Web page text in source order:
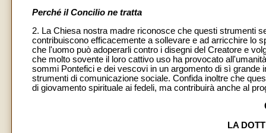
Perché il Concilio ne tratta
2. La Chiesa nostra madre riconosce che questi strumenti
contribuiscono efficacemente a sollevare e ad arricchire lo
che l'uomo può adoperarli contro i disegni del Creatore e
che molto sovente il loro cattivo uso ha provocato
sommi Pontefici e dei vescovi in un argomento di sì grande
strumenti di comunicazione sociale. Confida inoltre che
di giovamento spirituale ai fedeli, ma contribuirà anche al
LA